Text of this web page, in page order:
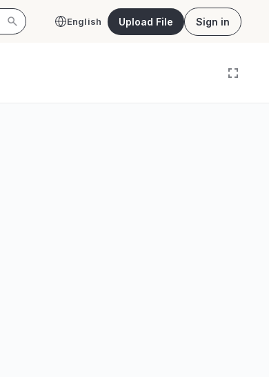
English Upload File Sign in